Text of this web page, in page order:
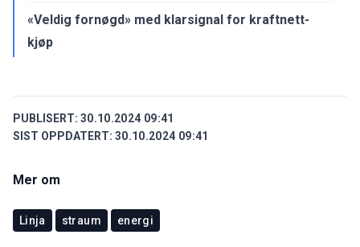
«Veldig fornøgd» med klarsignal for kraftnett-
kjøp
PUBLISERT: 30.10.2024 09:41
SIST OPPDATERT: 30.10.2024 09:41
Mer om
Linja straum energi